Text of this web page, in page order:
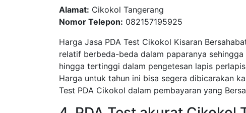
Alamat: Cikokol Tangerang
Nomor Telepon: 082157195925
Harga Jasa PDA Test Cikokol Kisaran
relatif berbeda-beda dalam paparanya
hingga tertinggi dalam pengetesan lapis
Harga untuk tahun ini bisa segera dibicarakan
Test PDA Cikokol dalam pembayaran yang